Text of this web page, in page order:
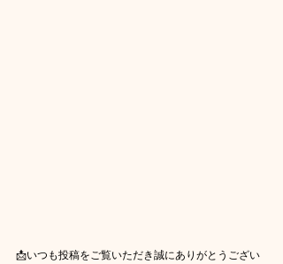
📩いつも投稿をご覧いただき誠にありがとうござい